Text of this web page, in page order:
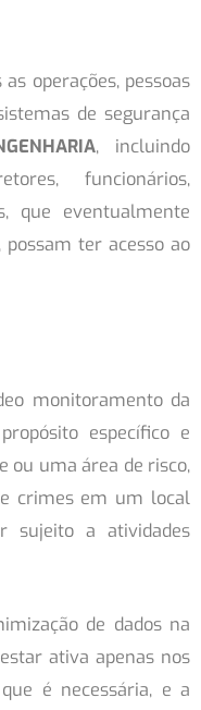
operações, pessoas
de segurança
, incluindo
funcionários,
que eventualmente
ter acesso ao
monitoramento da
específico e
ou uma área de risco,
crimes em um local
sujeito a atividades
de dados na
ativa apenas nos
é necessária, e a